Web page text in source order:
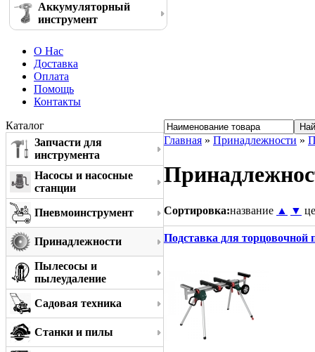
Аккумуляторный
инструмент
О Нас
Доставка
Оплата
Помощь
Контакты
Каталог
Запчасти для
инструмента
Насосы и насосные
станции
Пневмоинструмент
Принадлежности
Пылесосы и
пылеудаление
Садовая техника
Станки и пилы
Главная » Принадлежности »
Сортировка:название ▲ ▼
Подставка для торцовочной